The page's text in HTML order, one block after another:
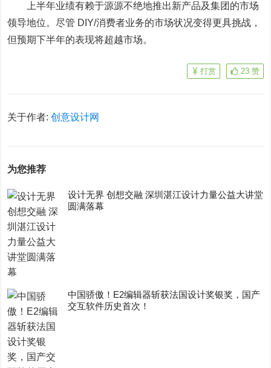
上半年业绩有赖于源源不绝地推出新产品及集团的市场
领导地位。尽管 DIY/消费者业务的市场状况变得更具挑战，
但预期下半年的表现将超越市场。
23 赞
打赏
关于作者:创意设计网
为您推荐
设计无界 创想交融 深圳湛江设计力量公益大讲堂
圆满落幕
中国骄傲！E2编辑器斩获法国设计奖银奖，国产
交互软件历史首次！